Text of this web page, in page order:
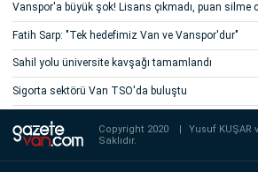
Vanspor'a büyük şok! Lisans çıkmadı, puan silme
Fatih Sarp: "Tek hedefimiz Van ve Vanspor'dur"
Sahil yolu üniversite kavşağı tamamlandı
Sigorta sektörü Van TSO'da buluştu
Copyright 2020 | Yusuf KUŞAR
Saklıdır.